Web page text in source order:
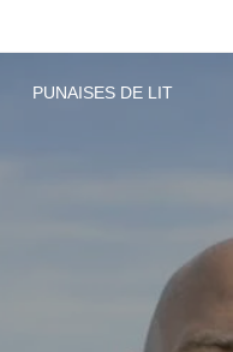
PUNAISES DE LIT